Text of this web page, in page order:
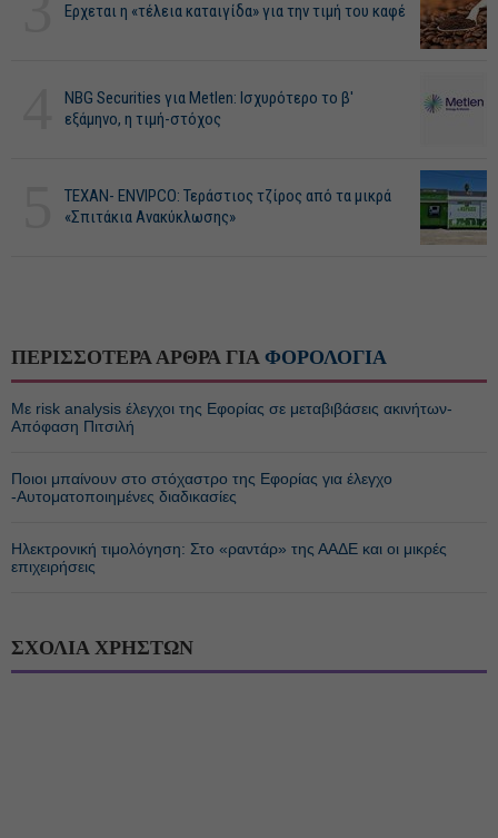
Ερχεται η «τέλεια καταιγίδα» για την τιμή του καφέ
NBG Securities για Metlen: Ισχυρότερο το β'
εξάμηνο, η τιμή-στόχος
ΤΕΧΑΝ- ENVIPCO: Τεράστιος τζίρος από τα μικρά
«Σπιτάκια Ανακύκλωσης»
ΠΕΡΙΣΣΟΤΕΡΑ ΑΡΘΡΑ ΓΙΑ ΦΟΡΟΛΟΓΙΑ
Με risk analysis έλεγχοι της Εφορίας σε μεταβιβάσεις ακινήτων-
Απόφαση Πιτσιλή
Ποιοι μπαίνουν στο στόχαστρο της Εφορίας για έλεγχο
-Αυτοματοποιημένες διαδικασίες
Ηλεκτρονική τιμολόγηση: Στο «ραντάρ» της ΑΑΔΕ και οι μικρές
επιχειρήσεις
ΣΧΟΛΙΑ ΧΡΗΣΤΩΝ